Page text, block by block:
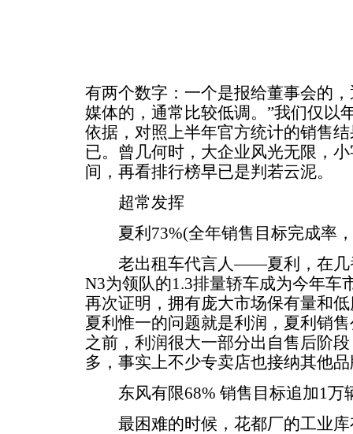
有两个数字：一个是报给董事会的
媒体的，通常比较低调。”我们仅以
依据，对照上半年官方统计的销售
已。曾几何时，大企业风光无限，
间，再看排行榜早已是判若云泥。
超常发挥
夏利73%(全年销售目标完成率，
老出租车代言人——夏利，在几
N3为领队的1.3排量轿车成为今年车
再次证明，拥有庞大市场保有量和
夏利惟一的问题就是利润，夏利销
之前，利润很大一部分出自售后阶
多，事实上不少专卖店也接纳其他
东风有限68% 销售目标追加1万
最困难的时候，花都厂的工业库